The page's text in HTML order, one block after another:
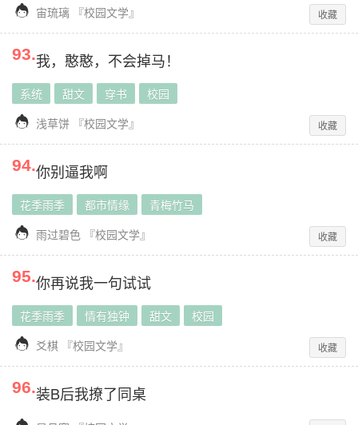
 宙琉璃 『校园文学』 收藏
93.我，憨憨，不会掉马！
系统 甜文 穿书 校园
 浅草饼 『校园文学』 收藏
94.你别逼我啊
花季雨季 都市情缘 青梅竹马
 雨过碧色 『校园文学』 收藏
95.你再说我一句试试
花季雨季 情有独钟 甜文 校园
 爻棋 『校园文学』 收藏
96.装B后我撩了同桌